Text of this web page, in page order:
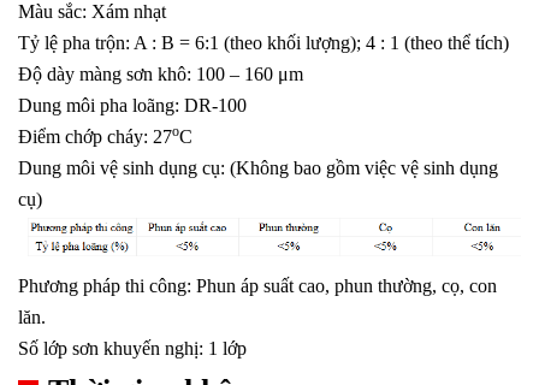
Màu sắc: Xám nhạt
Tỷ lệ pha trộn: A : B = 6:1 (theo khối lượng); 4 : 1 (theo thể tích)
Độ dày màng sơn khô: 100 – 160 μm
Dung môi pha loãng: DR-100
Điểm chớp cháy: 27oC
Dung môi vệ sinh dụng cụ: (Không bao gồm việc vệ sinh dụng
cụ)
Phương pháp thi công: Phun áp suất cao, phun thường, cọ, con
lăn.
Số lớp sơn khuyến nghị: 1 lớp